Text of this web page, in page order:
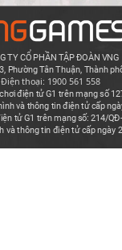
TY CỔ PHẦN TẬP ĐOÀN VNG
Phường Tân Thuận, Thành
Điện thoại: 1900 561 558
điện tử G1 trên mạng số
và thông tin điện tử cấp
tử G1 trên mạng số: 214/
và thông tin điện tử cấp ngày